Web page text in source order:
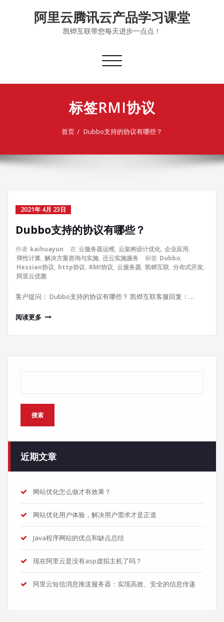
阿里云腾讯云产品学习课堂
凯铧互联带您每天进步一点点！
切
导
标签RMI协议
首页 Dubbo支持的协议有哪些？
2021年 4月 23日
Dubbo支持的协议有哪些？
作者 kaihuayun 在 云服务器运维, 云架构设计优化, 企业应用,
弹性计算, 解决方案咨询与实施, 迁云实施服务 标签 Dubbo,
Hessian协议, http协议, RMI协议, 云服务器, 凯铧互联, 分布式开发,
阿里云优惠
客户提问： Dubbo支持的协议有哪些？ 凯铧互联客服回复：…
阅读更多
搜索
近期文章
网站优化怎么做才有效果？
网站优化用户体验，解决用户需求才是正道
Java程序网站的优点和缺点总结
现在阿里云是没有asp虚拟主机了吗？
阿里云短信消息推送服务器：实现高效、安全的信息传递